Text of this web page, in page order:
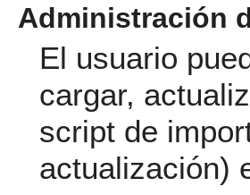
Administración
El usuario
cargar,
script de
actualización)